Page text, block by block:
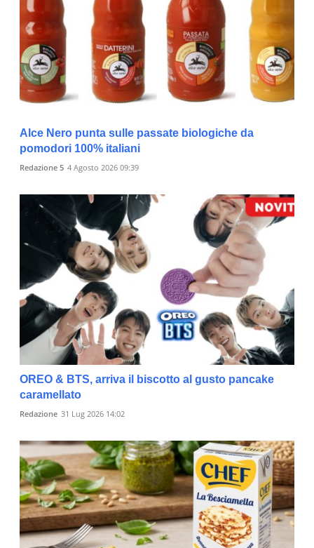
Alce Nero punta sulle passate biologiche da
pomodori 100% italiani
Redazione 5 4 Agosto 2026 09:39
OREO & BTS, arriva il biscotto al gusto pancake
caramellato
Redazione 31 Lug 2026 14:02